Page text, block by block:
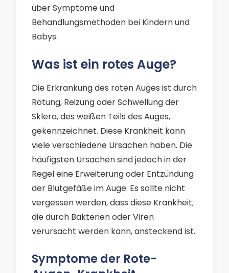
über Symptome und
Behandlungsmethoden bei Kindern und
Babys.
Was ist ein rotes Auge?
Die Erkrankung des roten Auges ist durch
Rötung, Reizung oder Schwellung der
Sklera, des weißen Teils des Auges,
gekennzeichnet. Diese Krankheit kann
viele verschiedene Ursachen haben. Die
häufigsten Ursachen sind jedoch in der
Regel eine Erweiterung oder Entzündung
der Blutgefäße im Auge. Es sollte nicht
vergessen werden, dass diese Krankheit,
die durch Bakterien oder Viren
verursacht werden kann, ansteckend ist.
Symptome der Rote-